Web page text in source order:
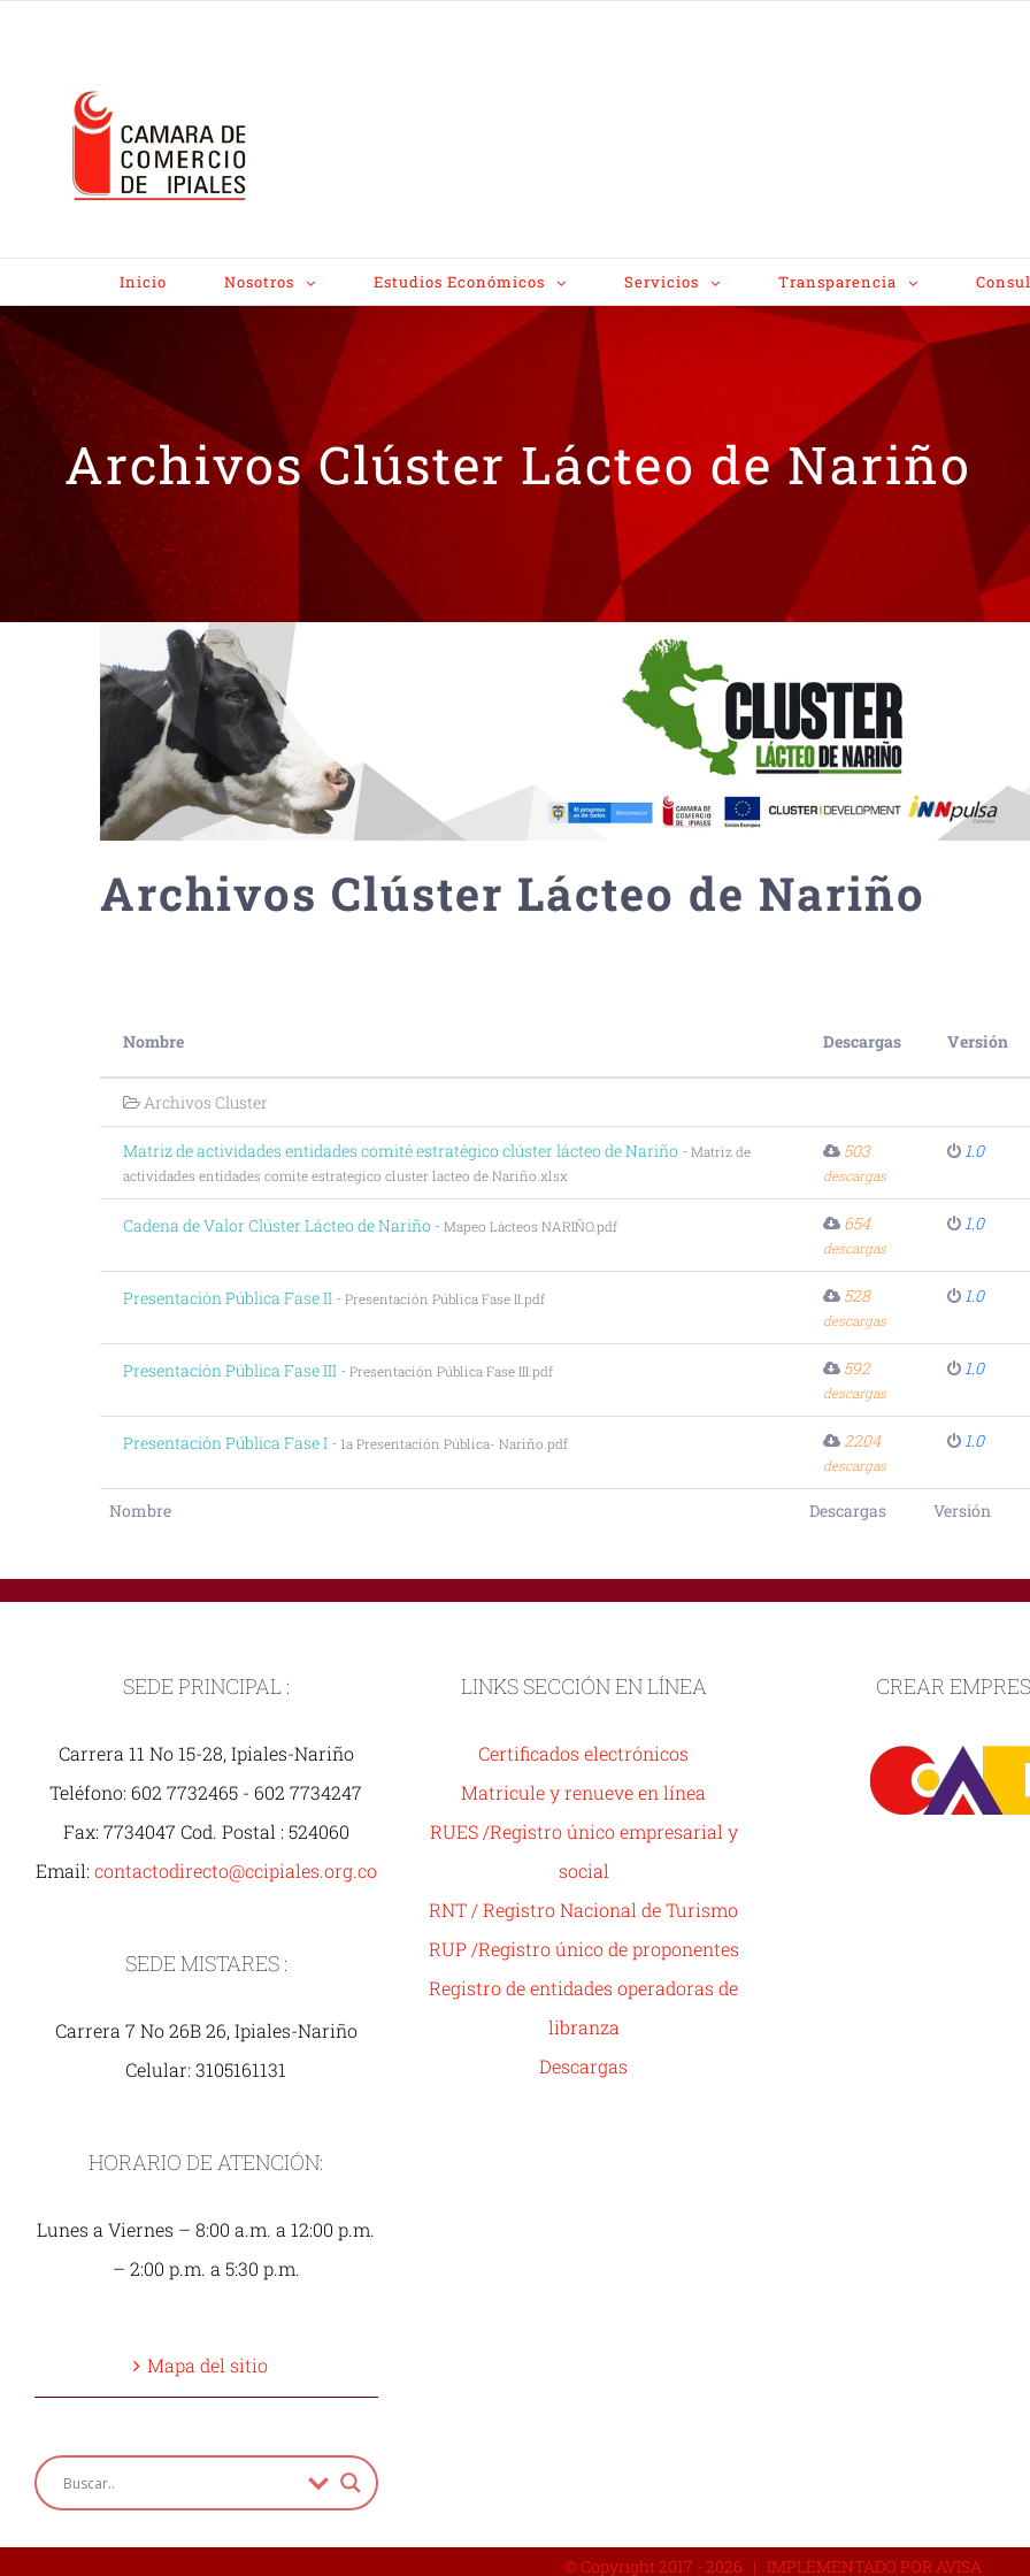
Inicio Nosotros Estudios Económicos Servicios Transparencia
Archivos Clúster Lácteo de Nariño
Archivos Clúster Lácteo de Nariño
Nombre Descargas Versión
Nombre Descargas Versión
Archivos Cluster
Matriz de actividades entidades comité estratégico clúster lácteo de Nariño - Matriz de
actividades entidades comite estrategico cluster lacteo de Nariño.xlsx
503
descargas
1.0
Cadena de Valor Clúster Lácteo de Nariño - Mapeo Lácteos NARIÑO.pdf 654
descargas
1.0
Presentación Pública Fase II - Presentación Pública Fase II.pdf 528
descargas
1.0
Presentación Pública Fase III - Presentación Pública Fase III.pdf 592
descargas
1.0
Presentación Pública Fase I - 1a Presentación Pública- Nariño.pdf 2204
descargas
1.0
SEDE PRINCIPAL :
Carrera 11 No 15-28, Ipiales-Nariño
Teléfono: 602 7732465 - 602 7734247
Fax: 7734047 Cod. Postal : 524060
Email: contactodirecto@ccipiales.org.co
SEDE MISTARES :
Carrera 7 No 26B 26, Ipiales-Nariño
Celular: 3105161131
HORARIO DE ATENCIÓN:
Lunes a Viernes – 8:00 a.m. a 12:00 p.m.
– 2:00 p.m. a 5:30 p.m.
Mapa del sitio
LINKS SECCIÓN EN LÍNEA
Certificados electrónicos
Matricule y renueve en línea
RUES /Registro único empresarial y
social
RNT / Registro Nacional de Turismo
RUP /Registro único de proponentes
Registro de entidades operadoras de
libranza
Descargas
CREAR
© Copyright 2017 - 2026 | IMPLEMENTADO POR AVISA